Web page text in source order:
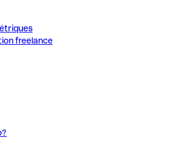
freelance